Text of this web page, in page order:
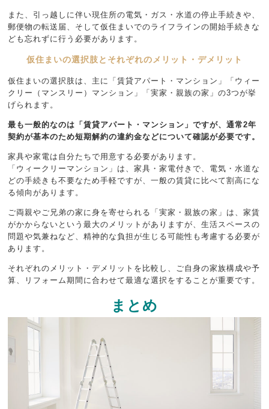
また、引っ越しに伴い現住所の電気・ガス・水道の停止手続きや、
郵便物の転送届、そして仮住まいでのライフラインの開始手続きな
ども忘れずに行う必要があります。
仮住まいの選択肢とそれぞれのメリット・デメリット
仮住まいの選択肢は、主に「賃貸アパート・マンション」「ウィー
クリー（マンスリー）マンション」「実家・親族の家」の3つが挙
げられます。
最も一般的なのは「賃貸アパート・マンション」ですが、通常2年
契約が基本のため短期解約の違約金などについて確認が必要です。
家具や家電は自分たちで用意する必要があります。
「ウィークリーマンション」は、家具・家電付きで、電気・水道な
どの手続きも不要なため手軽ですが、一般の賃貸に比べて割高にな
る傾向があります。
ご両親やご兄弟の家に身を寄せられる「実家・親族の家」は、家賃
がかからないという最大のメリットがありますが、生活スペースの
問題や気兼ねなど、精神的な負担が生じる可能性も考慮する必要が
あります。
それぞれのメリット・デメリットを比較し、ご自身の家族構成や予
算、リフォーム期間に合わせて最適な選択をすることが重要です。
まとめ